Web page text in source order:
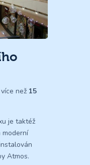
než 15
je taktéž
moderní
Atmos.